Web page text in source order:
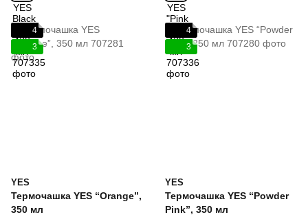
4
3
YES
Термочашка YES “Orange”,
350 мл
4
3
YES
Термочашка YES “Powder
Pink”, 350 мл